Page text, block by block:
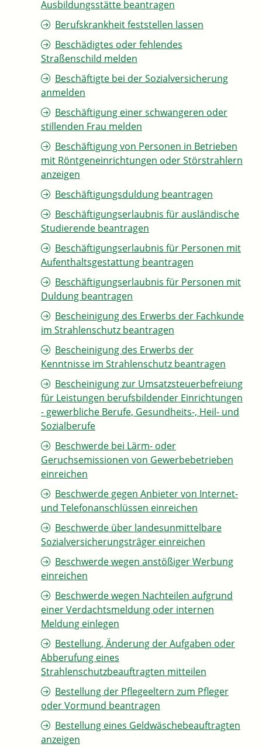
Ausbildungsstätte beantragen
Berufskrankheit feststellen lassen
Beschädigtes oder fehlendes
Straßenschild melden
Beschäftigte bei der Sozialversicherung
anmelden
Beschäftigung einer schwangeren oder
stillenden Frau melden
Beschäftigung von Personen in Betrieben
mit Röntgeneinrichtungen oder Störstrahlern
anzeigen
Beschäftigungsduldung beantragen
Beschäftigungserlaubnis für ausländische
Studierende beantragen
Beschäftigungserlaubnis für Personen mit
Aufenthaltsgestattung beantragen
Beschäftigungserlaubnis für Personen mit
Duldung beantragen
Bescheinigung des Erwerbs der Fachkunde
im Strahlenschutz beantragen
Bescheinigung des Erwerbs der
Kenntnisse im Strahlenschutz beantragen
Bescheinigung zur Umsatzsteuerbefreiung
für Leistungen berufsbildender Einrichtungen
- gewerbliche Berufe, Gesundheits-, Heil- und
Sozialberufe
Beschwerde bei Lärm- oder
Geruchsemissionen von Gewerbebetrieben
einreichen
Beschwerde gegen Anbieter von Internet-
und Telefonanschlüssen einreichen
Beschwerde über landesunmittelbare
Sozialversicherungsträger einreichen
Beschwerde wegen anstößiger Werbung
einreichen
Beschwerde wegen Nachteilen aufgrund
einer Verdachtsmeldung oder internen
Meldung einlegen
Bestellung, Änderung der Aufgaben oder
Abberufung eines
Strahlenschutzbeauftragten mitteilen
Bestellung der Pflegeeltern zum Pfleger
oder Vormund beantragen
Bestellung eines Geldwäschebeauftragten
anzeigen